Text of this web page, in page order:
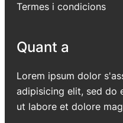
Termes i condicions
Quant a
Lorem ipsum dolor
adipisicing elit, sed do
ut labore et dolore